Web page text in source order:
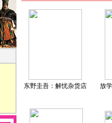
东野圭吾：解忧杂货店 放